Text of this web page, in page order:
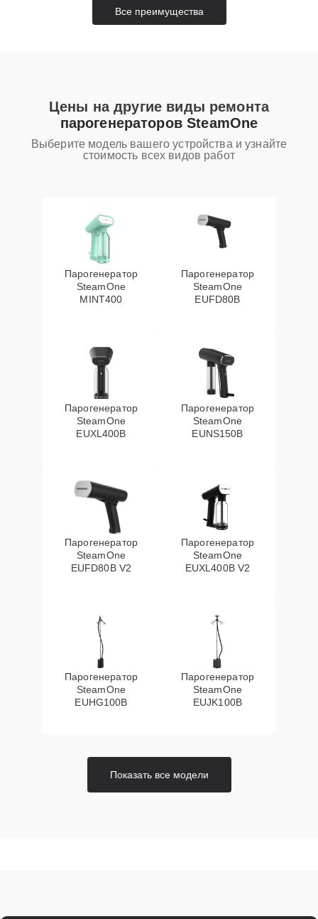
Все преимущества
Цены на другие виды ремонта
парогенераторов SteamOne
Выберите модель вашего устройства и узнайте
стоимость всех видов работ
Парогенератор
SteamOne
MINT400
Парогенератор
SteamOne
EUFD80B
Парогенератор
SteamOne
EUXL400B
Парогенератор
SteamOne
EUNS150B
Парогенератор
SteamOne
EUFD80B V2
Парогенератор
SteamOne
EUXL400B V2
Парогенератор
SteamOne
EUHG100B
Парогенератор
SteamOne
EUJK100B
Показать все модели